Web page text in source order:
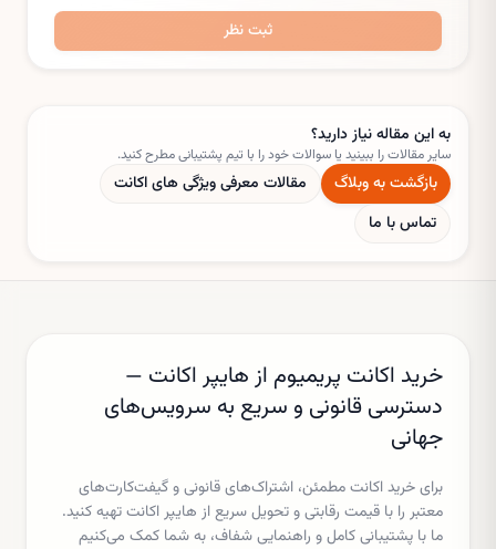
ثبت نظر
به این مقاله نیاز دارید؟
سایر مقالات را ببینید یا سوالات خود را با تیم پشتیبانی مطرح کنید.
بازگشت به وبلاگ مقالات معرفی ویژگی های اکانت
تماس با ما
خرید اکانت پریمیوم از هایپر اکانت —
دسترسی قانونی و سریع به سرویس‌های
جهانی
برای خرید اکانت مطمئن، اشتراک‌های قانونی و گیفت‌کارت‌های
معتبر را با قیمت رقابتی و تحویل سریع از هایپر اکانت تهیه کنید.
ما با پشتیبانی کامل و راهنمایی شفاف، به شما کمک می‌کنیم